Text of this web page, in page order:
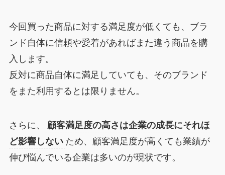
今回買った商品に対する満足度が低くても、ブラ
ンド自体に信頼や愛着があればまた違う商品を購
入します。
反対に商品自体に満足していても、そのブランド
をまた利用するとは限りません。
さらに、
顧客満足度の高さは企業の成長にそれほ
ど影響しない ため、顧客満足度が高くても業績が
伸び悩んでいる企業は多いのが現状です。